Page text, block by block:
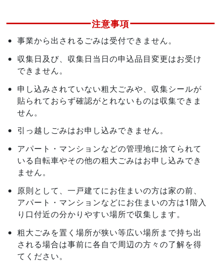
注意事項
事業から出されるごみは受付できません。
収集日及び、収集日当日の申込品目変更はお受け
できません。
申し込みされていない粗大ごみや、収集シールが
貼られておらず確認がとれないものは収集できま
せん。
引っ越しごみはお申し込みできません。
アパート・マンションなどの管理地に捨てられて
いる自転車やその他の粗大ごみはお申し込みでき
ません。
原則として、一戸建てにお住まいの方は家の前、
アパート・マンションなどにお住まいの方は1階入
り口付近の分かりやすい場所で収集します。
粗大ごみを置く場所が狭い等広い場所まで持ち出
される場合は事前に各自で周辺の方々の了解を得
てください。